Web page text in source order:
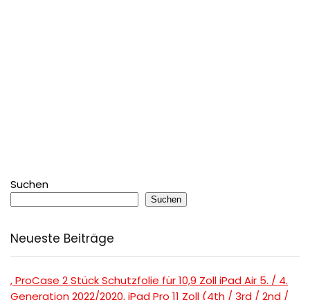
Suchen
Suchen
Neueste Beiträge
, ProCase 2 Stück Schutzfolie für 10,9 Zoll iPad Air 5. / 4.
Generation 2022/2020, iPad Pro 11 Zoll (4th / 3rd / 2nd /